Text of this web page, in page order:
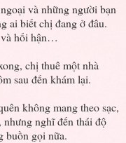
và những người bạn
ai biết chị đang ở đâu.
và hối hận…
chị thuê một nhà
sau đến khám lại.
không mang theo sạc,
nghĩ đến thái độ
buồn gọi nữa.